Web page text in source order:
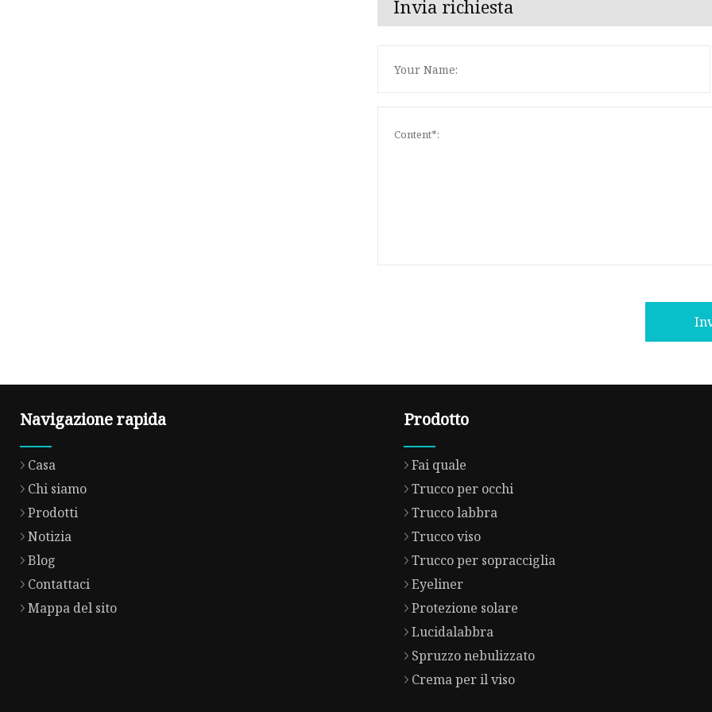
Invia richiesta
Navigazione rapida
Casa
Chi siamo
Prodotti
Notizia
Blog
Contattaci
Mappa del sito
Prodotto
Fai quale
Trucco per occhi
Trucco labbra
Trucco viso
Trucco per sopracciglia
Eyeliner
Protezione solare
Lucidalabbra
Spruzzo nebulizzato
Crema per il viso